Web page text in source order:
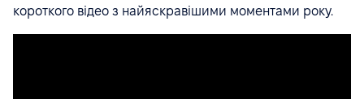
короткого відео з найяскравішими моментами року.